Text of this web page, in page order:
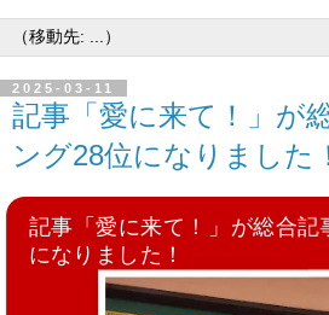
2025-03-11
記事「愛に来て！」が
ング28位になりました
記事「愛に来て！」が総合記
になりました！